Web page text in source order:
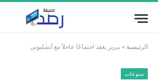
الرئيسية »بيريز يعقد اجتماعًا عاجلاً مع أنشليوتي
منوعات